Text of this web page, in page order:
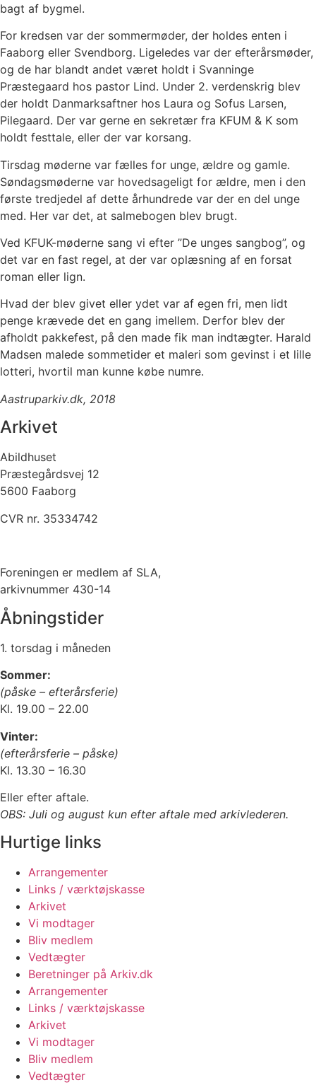
bagt af bygmel.
For kredsen var der sommermøder, der holdes enten i
Faaborg eller Svendborg. Ligeledes var der efterårsmøder,
og de har blandt andet været holdt i Svanninge
Præstegaard hos pastor Lind. Under 2. verdenskrig blev
der holdt Danmarksaftner hos Laura og Sofus Larsen,
Pilegaard. Der var gerne en sekretær fra KFUM & K som
holdt festtale, eller der var korsang.
Tirsdag møderne var fælles for unge, ældre og gamle.
Søndagsmøderne var hovedsageligt for ældre, men i den
første tredjedel af dette århundrede var der en del unge
med. Her var det, at salmebogen blev brugt.
Ved KFUK-møderne sang vi efter ”De unges sangbog”, og
det var en fast regel, at der var oplæsning af en forsat
roman eller lign.
Hvad der blev givet eller ydet var af egen fri, men lidt
penge krævede det en gang imellem. Derfor blev der
afholdt pakkefest, på den made fik man indtægter. Harald
Madsen malede sommetider et maleri som gevinst i et lille
lotteri, hvortil man kunne købe numre.
Aastruparkiv.dk, 2018
Arkivet
Abildhuset
Præstegårdsvej 12
5600 Faaborg
CVR nr. 35334742
Foreningen er medlem af SLA,
arkivnummer 430-14
Åbningstider
1. torsdag i måneden
Sommer:
(påske – efterårsferie)
Kl. 19.00 – 22.00
Vinter:
(efterårsferie – påske)
Kl. 13.30 – 16.30
Eller efter aftale.
OBS: Juli og august kun efter aftale med arkivlederen.
Hurtige links
Arrangementer
Links / værktøjskasse
Arkivet
Vi modtager
Bliv medlem
Vedtægter
Beretninger på Arkiv.dk
Arrangementer
Links / værktøjskasse
Arkivet
Vi modtager
Bliv medlem
Vedtægter